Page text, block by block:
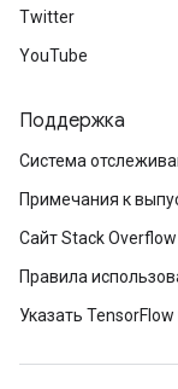
Twitter
YouTube
Поддержка
Система
Примечания к
Сайт Stack Overflow
Правила
Указать